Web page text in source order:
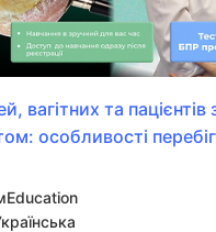
вагітних та пацієнтів
особливості
та безпечні